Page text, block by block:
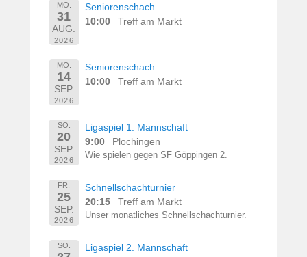
MO.
31
AUG.
2026
Seniorenschach
10:00
Treff am Markt
MO.
14
SEP.
2026
Seniorenschach
10:00
Treff am Markt
SO.
20
SEP.
2026
Ligaspiel 1. Mannschaft
9:00
Plochingen
Wie spielen gegen SF Göppingen 2.
FR.
25
SEP.
2026
Schnellschachturnier
20:15
Treff am Markt
Unser monatliches Schnellschachturnier.
SO.
Ligaspiel 2. Mannschaft